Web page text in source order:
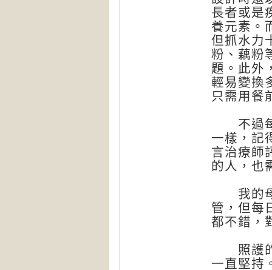
長者或是
養元素。
但抓水力
粉、藕粉
題。此外
輕易變換
只需用餐
不過每
一樣，記
言治療師
的人，也
我的母
管，但每
都不錯，
照護的
一直堅持